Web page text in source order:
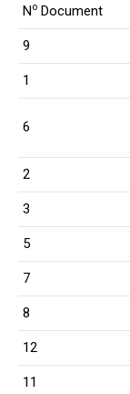
No Document
9
1
6
2
3
5
7
8
12
11